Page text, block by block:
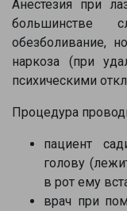
Анестезия при
большинстве
обезболивание,
наркоза (при
психическими
Процедура
пациент
голову
в рот ему
врач при
Наши врачи с